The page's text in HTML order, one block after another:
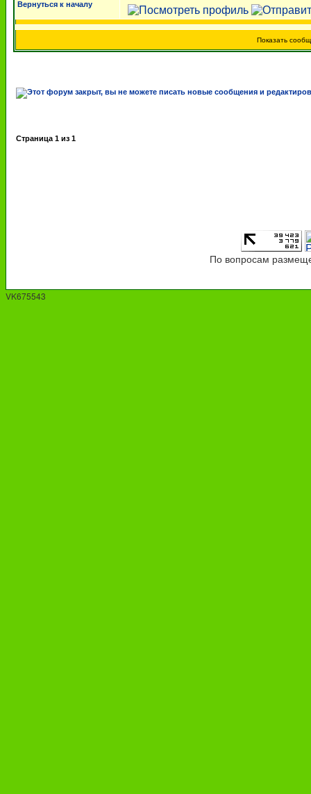
Вернуться к началу
Показать
Страница 1 из 1
По вопросам
VK675543